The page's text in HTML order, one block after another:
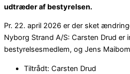
udtræder af bestyrelsen.
Pr. 22. april 2026 er der sket
Nyborg Strand A/S: Carsten Drud er
bestyrelsesmedlem, og Jens
Tiltrådt: Carsten Drud